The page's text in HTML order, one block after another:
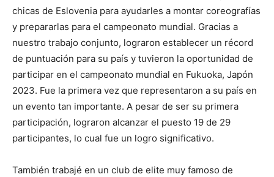
chicas de Eslovenia para ayudarles a montar coreografías
y prepararlas para el campeonato mundial. Gracias a
nuestro trabajo conjunto, lograron establecer un récord
de puntuación para su país y tuvieron la oportunidad de
participar en el campeonato mundial en Fukuoka, Japón
2023. Fue la primera vez que representaron a su país en
un evento tan importante. A pesar de ser su primera
participación, lograron alcanzar el puesto 19 de 29
participantes, lo cual fue un logro significativo.
También trabajé en un club de elite muy famoso de